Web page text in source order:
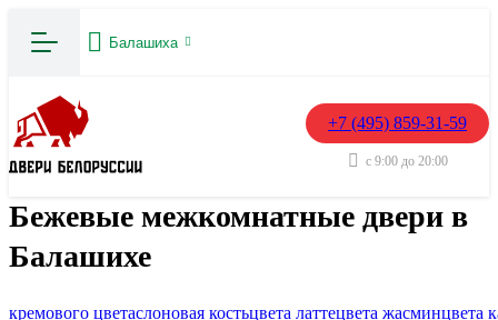
Балашиха
+7 (495) 859-31-59
с 9:00 до 20:00
Бежевые межкомнатные двери в
Балашихе
кремового цветаслоновая костьцвета латтецвета жасминцвета